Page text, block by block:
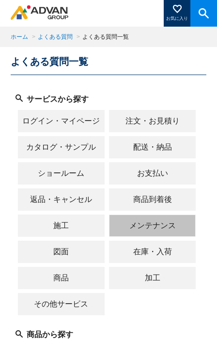
お気に入り
商品ページにある「お気に入り登録」を押すと登録した
商品がここに表示されます。
閉じる
ホーム > よくある質問 > よくある質問一覧
よくある質問一覧
サービスから探す
ログイン・マイページ 注文・お見積り
カタログ・サンプル 配送・納品
ショールーム お支払い
返品・キャンセル 商品到着後
施工 メンテナンス
図面 在庫・入荷
商品 加工
その他サービス
商品から探す